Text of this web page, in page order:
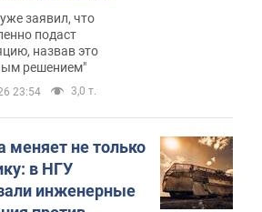
зала
400 млн
заявил, что
подаст
назвав это
решением"
23:54 3,0 т.
меняет не только
в НГУ
инженерные